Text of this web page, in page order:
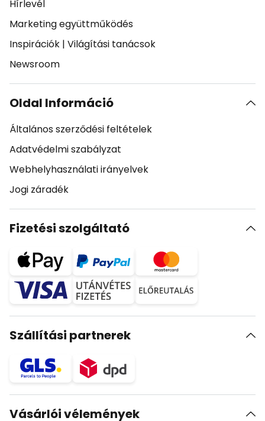
Hírlevél
Marketing együttműködés
Inspirációk | Világítási tanácsok
Newsroom
Oldal Információ
Általános szerződési feltételek
Adatvédelmi szabályzat
Webhelyhasználati irányelvek
Jogi záradék
Fizetési szolgáltató
Szállítási partnerek
Vásárlói vélemények